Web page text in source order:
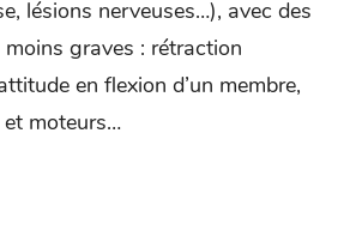
lésions nerveuses…), avec des
graves : rétraction
en flexion d’un membre,
moteurs…